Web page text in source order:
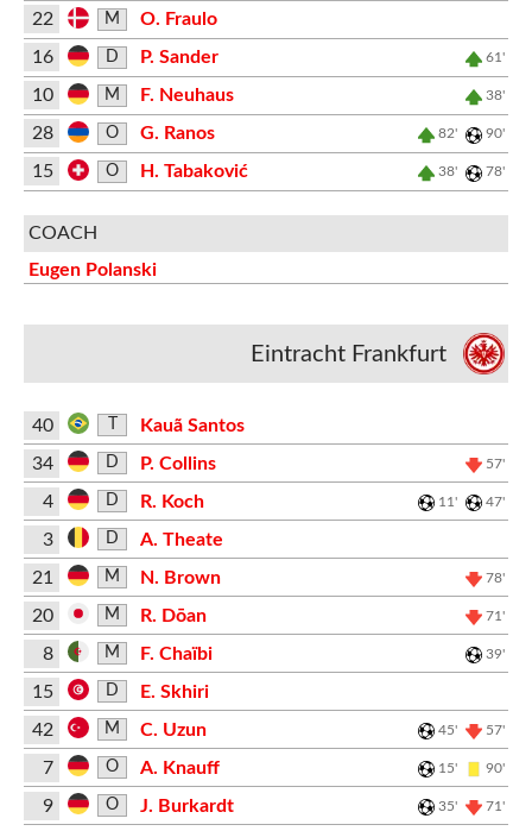
22
M
O. Fraulo
16
D P. Sander 61'
10 M F. Neuhaus 38'
28 O G. Ranos 82' 90'
15 O H. Tabaković 38' 78'
COACH
Eugen Polanski
Eintracht Frankfurt
40
Kauã Santos
34
D P. Collins 57'
4 D R. Koch 11' 47'
3 D
A. Theate
21
M N. Brown 78'
20 M R. Dōan 71'
8 M F. Chaïbi 39'
15 D
E. Skhiri
42
M C. Uzun 45' 57'
7 O A. Knauff 15' 90'
9 O J. Burkardt 35' 71'